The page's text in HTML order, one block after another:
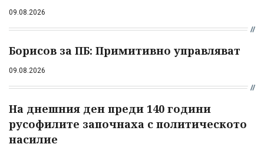
09.08.2026
Борисов за ПБ: Примитивно управляват
09.08.2026
На днешния ден преди 140 години
русофилите започнаха с политическото
насилие